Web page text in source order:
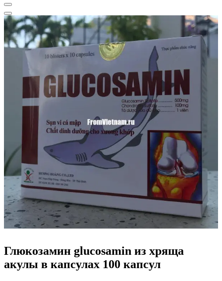
Глюкозамин glucosamin из хряща
акулы в капсулах 100 капсул